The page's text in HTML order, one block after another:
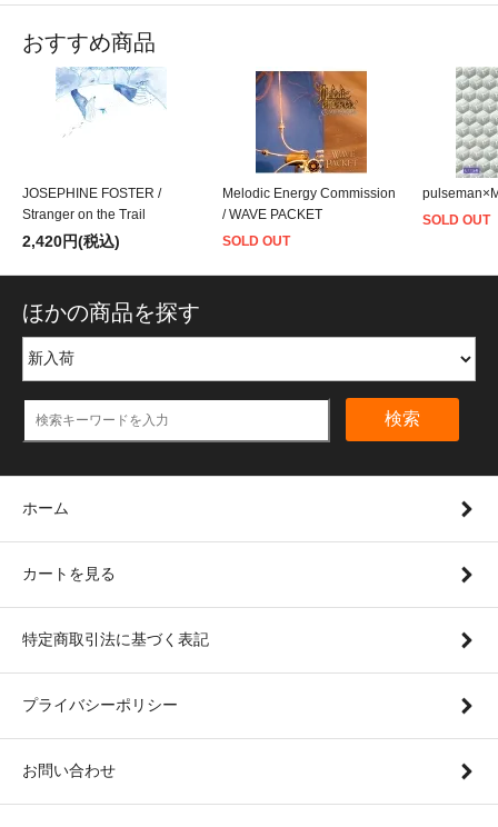
おすすめ商品
JOSEPHINE FOSTER /
Stranger on the Trail
2,420円(税込)
Melodic Energy Commission
/ WAVE PACKET
SOLD OUT
SOLD OUT
ほかの商品を探す
検索
ホーム
カートを見る
特定商取引法に基づく表記
プライバシーポリシー
お問い合わせ